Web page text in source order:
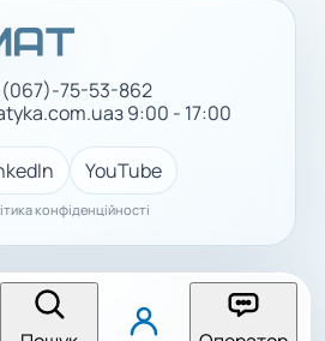
75-53-862
з 9:00 - 17:00
YouTube
конфіденційності